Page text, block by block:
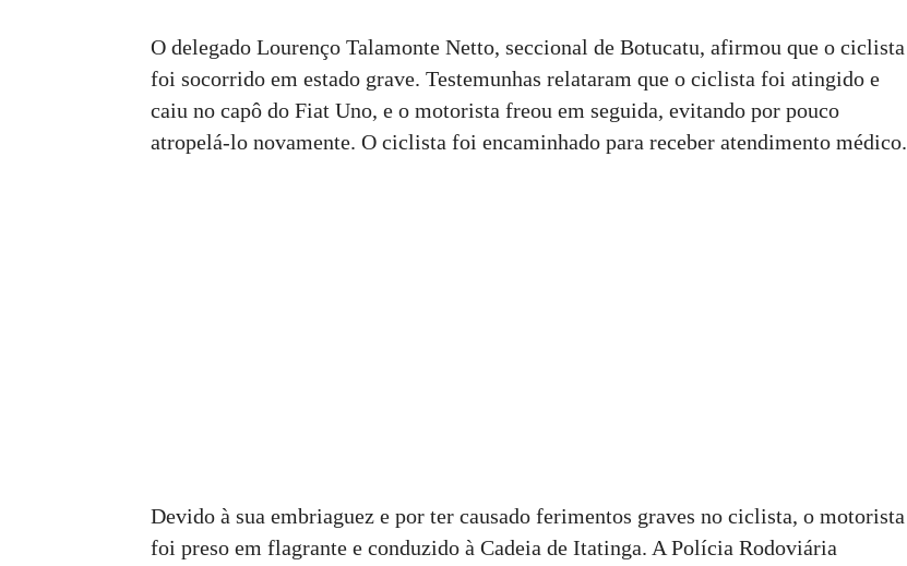
O delegado Lourenço Talamonte Netto, seccional de Botucatu, afirmou que o ciclista
foi socorrido em estado grave. Testemunhas relataram que o ciclista foi atingido e
caiu no capô do Fiat Uno, e o motorista freou em seguida, evitando por pouco
atropelá-lo novamente. O ciclista foi encaminhado para receber atendimento médico.
Devido à sua embriaguez e por ter causado ferimentos graves no ciclista, o motorista
foi preso em flagrante e conduzido à Cadeia de Itatinga. A Polícia Rodoviária